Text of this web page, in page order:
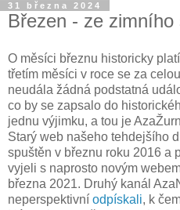
31 března 2024
Březen - ze
O měsíci březnu historicky
třetím měsíci v roce se za
neudála žádná podstatná
co by se zapsalo do
jednu výjimku, a tou je
Starý web našeho tehdejšího
spuštěn v březnu roku 2016 a
vyjeli s naprosto novým
března 2021. Druhý kanál
neperspektivní odpískali, k